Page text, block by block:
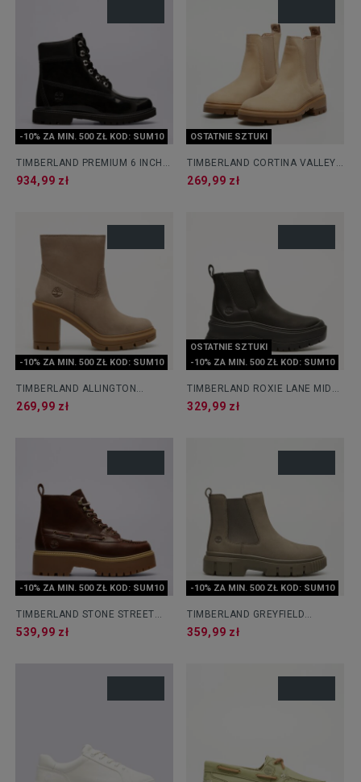
-10% ZA MIN. 500 ZŁ KOD: SUM10
TIMBERLAND PREMIUM 6 INCH
LACE UP WP BOOT
934,99 zł
OSTATNIE SZTUKI
TIMBERLAND CORTINA VALLEY
MID CHELSEA BOOT
269,99 zł
-10% ZA MIN. 500 ZŁ KOD: SUM10
TIMBERLAND ALLINGTON
HEIGHTS MID ZIP UP BOOT
269,99 zł
OSTATNIE SZTUKI
-10% ZA MIN. 500 ZŁ KOD: SUM10
TIMBERLAND ROXIE LANE MID
CHELSEA BOOT
329,99 zł
-10% ZA MIN. 500 ZŁ KOD: SUM10
TIMBERLAND STONE STREET
MID
539,99 zł
-10% ZA MIN. 500 ZŁ KOD: SUM10
TIMBERLAND GREYFIELD
CHELSEA
359,99 zł